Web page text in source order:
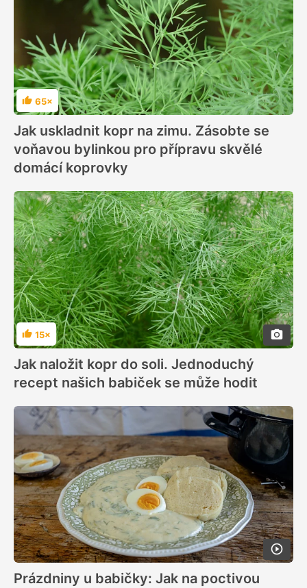
Hodnocení
65×
Jak uskladnit kopr na zimu. Zásobte se
voňavou bylinkou pro přípravu skvělé
domácí koprovky
Hodnocení
15×
Jak naložit kopr do soli. Jednoduchý
recept našich babiček se může hodit
Prázdniny u babičky: Jak na poctivou